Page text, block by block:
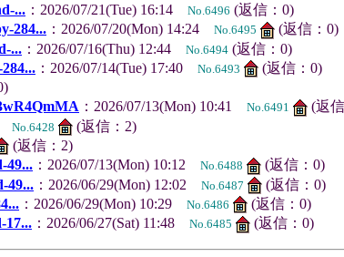
... ：2026/07/21(Tue) 16:14 No.6496 (返信：0)
284... ：2026/07/20(Mon) 14:24 No.6495
(返信：0)
... ：2026/07/16(Thu) 12:44 No.6494 (返信：0)
：2026/07/14(Tue) 17:40 No.6493
(返信：0)
：2026/07/13(Mon) 10:41 No.6491
(返
No.6428
(返信：2)
(返信：2)
49... ：2026/07/13(Mon) 10:12 No.6488
(返信：0)
49... ：2026/06/29(Mon) 12:02 No.6487
(返信：0)
：2026/06/29(Mon) 10:29 No.6486
(返信：0)
17... ：2026/06/27(Sat) 11:48 No.6485 (返信：0)